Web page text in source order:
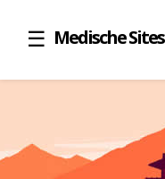
Medische Sites